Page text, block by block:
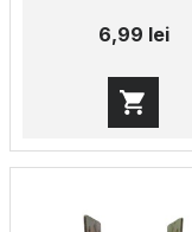
6,99 lei